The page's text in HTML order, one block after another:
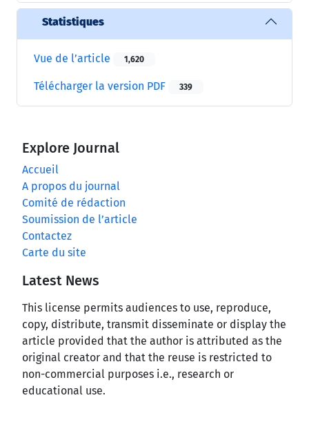
Statistiques
Vue de l’article 1,620
Télécharger la version PDF 339
Explore Journal
Accueil
A propos du journal
Comité de rédaction
Soumission de l’article
Contactez
Carte du site
Latest News
This license permits audiences to use, reproduce,
copy, distribute, transmit disseminate or display the
article provided that the author is attributed as the
original creator and that the reuse is restricted to
non-commercial purposes i.e., research or
educational use.